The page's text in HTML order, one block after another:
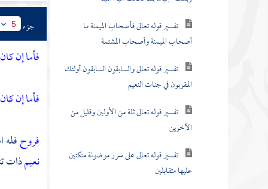
تفسير قوله تعالى فأصحاب الميمنة ما
أصحاب الميمنة وأصحاب المشئمة
تفسير قوله تعالى والسابقون السابقون أولئك
المقربون في جنات النعيم
تفسير قوله تعالى ثلة من الأولين وقليل من
الآخرين
تفسير قوله تعالى على سرر موضونة متكئين
عليها متقابلين
جزء 5
فأما إن
فأما إن
فروحفله
نعيمذات